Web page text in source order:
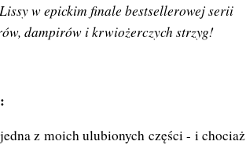
w epickim finale bestsellerowej serii
dampirów i krwiożerczych strzyg!
z moich ulubionych części - i chociaż